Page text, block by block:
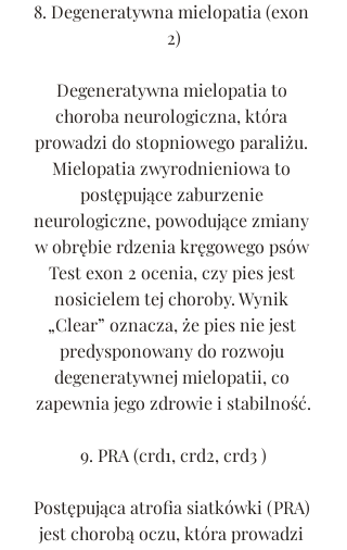
8. Degeneratywna mielopatia (exon
2)
Degeneratywna mielopatia to
choroba neurologiczna, która
prowadzi do stopniowego paraliżu.
Mielopatia zwyrodnieniowa to
postępujące zaburzenie
neurologiczne, powodujące zmiany
w obrębie rdzenia kręgowego psów
Test exon 2 ocenia, czy pies jest
nosicielem tej choroby. Wynik
„Clear” oznacza, że pies nie jest
predysponowany do rozwoju
degeneratywnej mielopatii, co
zapewnia jego zdrowie i stabilność.
9. PRA (crd1, crd2, crd3 )
Postępująca atrofia siatkówki (PRA)
jest chorobą oczu, która prowadzi